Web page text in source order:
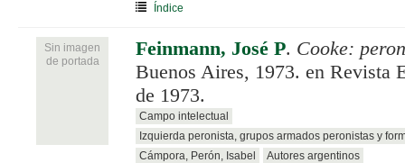
Índice
Sin imagen
de portada
Feinmann, José P. Cooke:
Buenos Aires, 1973. en Revista
de 1973.
Campo intelectual
Izquierda peronista, grupos armados peronistas y
Cámpora, Perón, Isabel
Autores argentinos